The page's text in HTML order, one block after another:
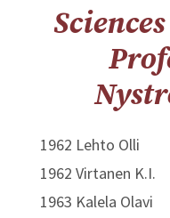
1962 Lehto Olli
1962 Virtanen K.I.
1963 Kalela Olavi